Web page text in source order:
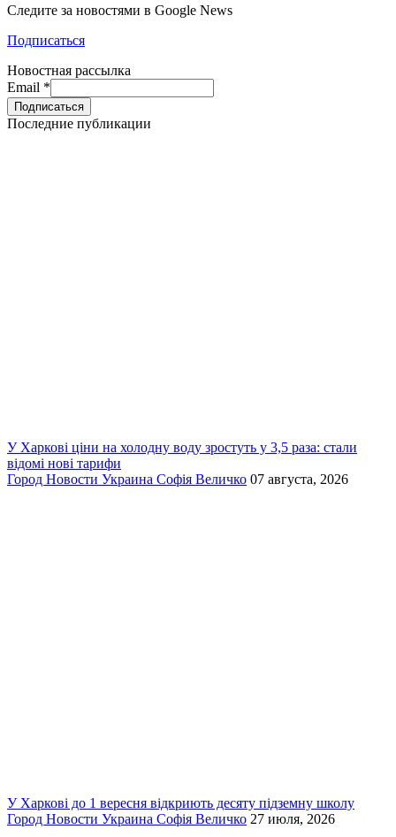
Следите за новостями в Google News
Подписаться
Новостная рассылка
Email *
Последние публикации
У Харкові ціни на холодну воду зростуть у 3,5 раза: стали
відомі нові тарифи
Город Новости Украина Софія Величко 07 августа, 2026
У Харкові до 1 вересня відкриють десяту підземну школу
Город Новости Украина Софія Величко 27 июля, 2026